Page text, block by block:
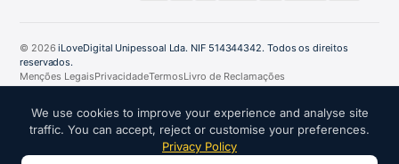
© 2026iLoveDigital Unipessoal Lda. NIF 514344342. Todos os direitos
reservados.
Menções LegaisPrivacidadeTermosLivro de Reclamações
We use cookies to improve your experience and analyse site
traffic. You can accept, reject or customise your preferences.
Privacy Policy